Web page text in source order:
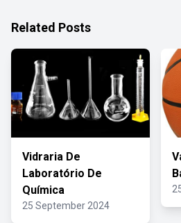
Related Posts
Vidraria De
Laboratório De
Química
25 September 2024